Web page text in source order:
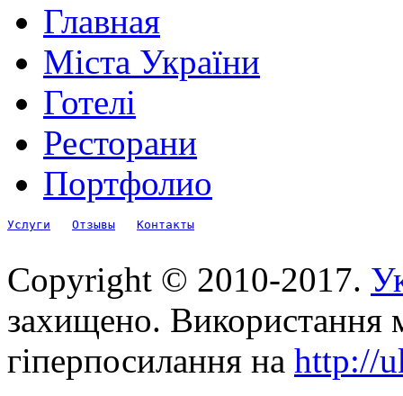
Главная
Міста України
Готелі
Ресторани
Портфолио
Услуги Отзывы Контакты
Copyright © 2010-2017.
захищено. Використання
гіперпосилання на http://